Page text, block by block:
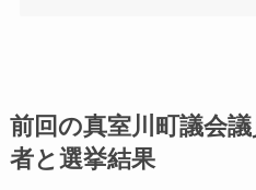
前回の真室川町議会
者と選挙結果